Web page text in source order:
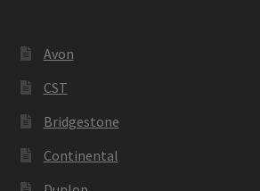
Avon
CST
Bridgestone
Continental